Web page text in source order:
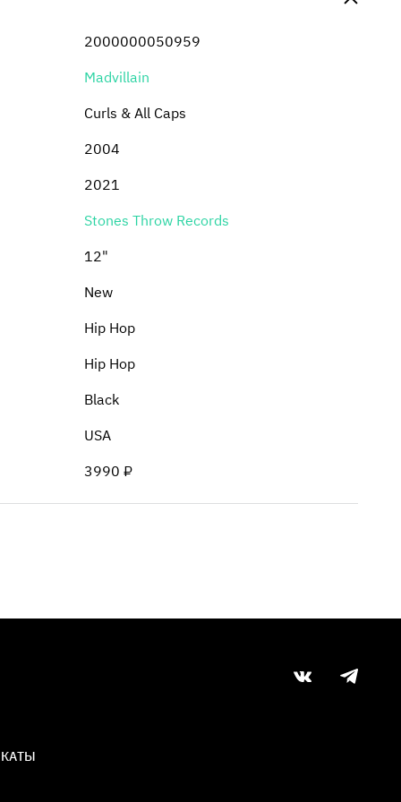
2000000050959
Madvillain
Curls & All Caps
2004
2021
Stones Throw Records
12"
New
Hip Hop
Hip Hop
Black
USA
3990 ₽